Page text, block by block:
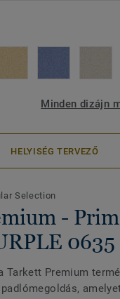
Minden dizájn
HELYISÉG TERVEZŐ
Selection
-
0635
Tarkett Premium